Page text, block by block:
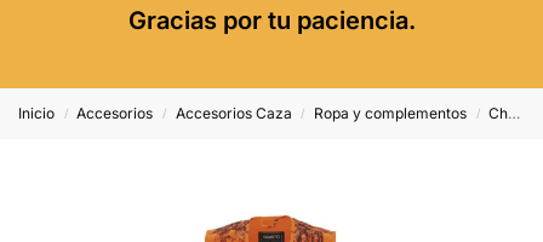
Gracias por tu paciencia.
Inicio / Accesorios / Accesorios Caza / Ropa y complementos / Chalecos